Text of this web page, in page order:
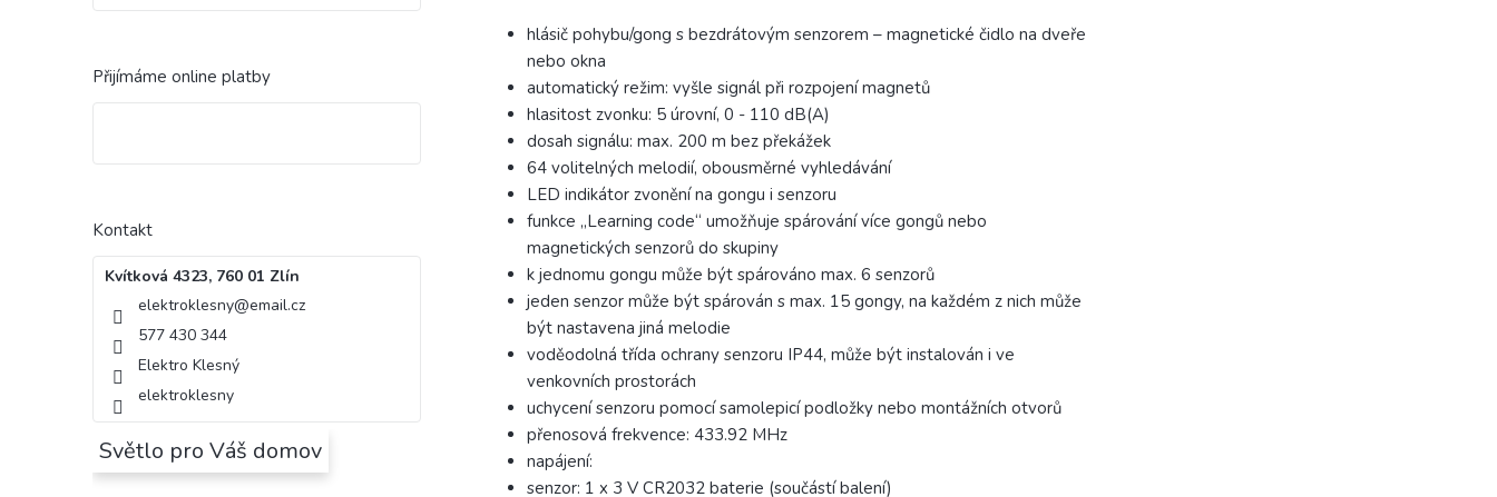
Přijímáme online platby
Kontakt
Kvítková 4323, 760 01 Zlín
elektroklesny@email.cz
577 430 344
Elektro Klesný
elektroklesny
Světlo pro Váš domov
hlásič pohybu/gong s bezdrátovým senzorem – magnetické čidlo na dveře
nebo okna
automatický režim: vyšle signál při rozpojení magnetů
hlasitost zvonku: 5 úrovní, 0 - 110 dB(A)
dosah signálu: max. 200 m bez překážek
64 volitelných melodií, obousměrné vyhledávání
LED indikátor zvonění na gongu i senzoru
funkce „Learning code“ umožňuje spárování více gongů nebo
magnetických senzorů do skupiny
k jednomu gongu může být spárováno max. 6 senzorů
jeden senzor může být spárován s max. 15 gongy, na každém z nich může
být nastavena jiná melodie
voděodolná třída ochrany senzoru IP44, může být instalován i ve
venkovních prostorách
uchycení senzoru pomocí samolepicí podložky nebo montážních otvorů
přenosová frekvence: 433.92 MHz
napájení:
senzor: 1 x 3 V CR2032 baterie (součástí balení)